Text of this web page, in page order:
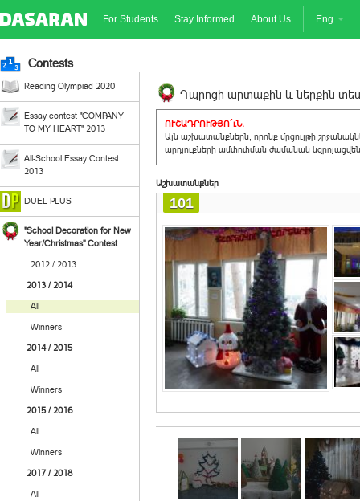
For Students Stay Informed About Us Eng
Contests
Reading Olympiad 2020
Essay contest "COMPANY
TO MY HEART" 2013
All-School Essay Contest
2013
DUEL PLUS
"School Decoration for New
Year/Christmas" Contest
2012 / 2013
2013 / 2014
All
Winners
2014 / 2015
All
Winners
2015 / 2016
All
Winners
2017 / 2018
All
Դպրոցի արտաքին և ներքին
ՈՒՇԱԴՐՈՒԹՅՈ´ւՆ.
Այն աշխատանքներն, որոնք մրցույթի
արդյուքների ամփոփման ժամանակ
Աշխատանքներ
101